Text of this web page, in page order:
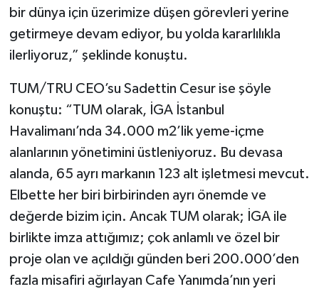
bir dünya için üzerimize düşen görevleri yerine
getirmeye devam ediyor, bu yolda kararlılıkla
ilerliyoruz,” şeklinde konuştu.
TUM/TRU CEO’su Sadettin Cesur ise şöyle
konuştu: “TUM olarak, İGA İstanbul
Havalimanı’nda 34.000 m2’lik yeme-içme
alanlarının yönetimini üstleniyoruz. Bu devasa
alanda, 65 ayrı markanın 123 alt işletmesi mevcut.
Elbette her biri birbirinden ayrı önemde ve
değerde bizim için. Ancak TUM olarak; İGA ile
birlikte imza attığımız; çok anlamlı ve özel bir
proje olan ve açıldığı günden beri 200.000’den
fazla misafiri ağırlayan Cafe Yanımda’nın yeri